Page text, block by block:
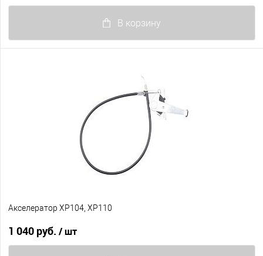
В корзину
Акселератор XP104, XP110
1 040 руб. / шт